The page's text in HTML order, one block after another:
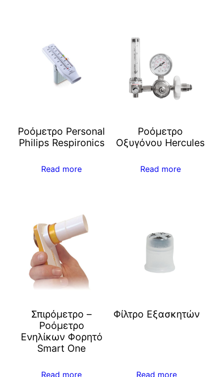
Ροόμετρο Personal
Philips Respironics
Read more
Ροόμετρο
Οξυγόνου Hercules
Read more
Σπιρόμετρο –
Ροόμετρο
Ενηλίκων Φορητό
Smart One
Read more
Φίλτρο Εξασκητών
Read more